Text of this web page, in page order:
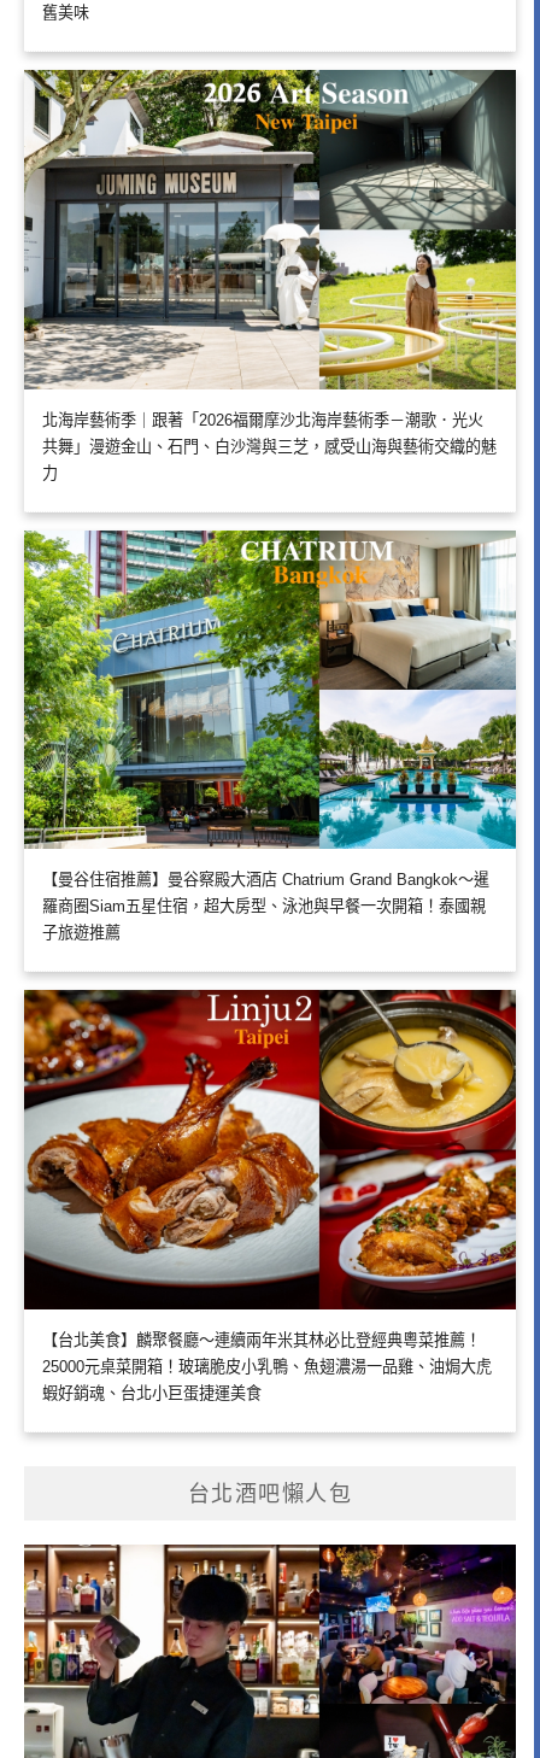
舊美味
北海岸藝術季｜跟著「2026福爾摩沙北海岸藝術季－潮歌．光火
共舞」漫遊金山、石門、白沙灣與三芝，感受山海與藝術交織的魅
力
【曼谷住宿推薦】曼谷察殿大酒店 Chatrium Grand Bangkok～暹
羅商圈Siam五星住宿，超大房型、泳池與早餐一次開箱！泰國親
子旅遊推薦
【台北美食】麟聚餐廳～連續兩年米其林必比登經典粵菜推薦！
25000元桌菜開箱！玻璃脆皮小乳鴨、魚翅濃湯一品雞、油焗大虎
蝦好銷魂、台北小巨蛋捷運美食
台北酒吧懶人包